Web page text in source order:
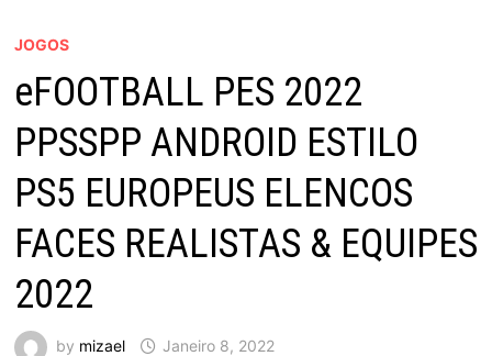
JOGOS
eFOOTBALL PES 2022
PPSSPP ANDROID ESTILO
PS5 EUROPEUS ELENCOS
FACES REALISTAS & EQUIPES
2022
by mizael Janeiro 8, 2022